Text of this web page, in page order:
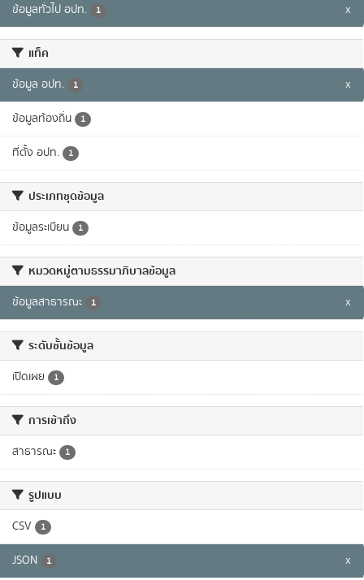
ข้อมูลทั่วไป อปท. 1 x
แท็ค
ข้อมูล อปท. 1 x
ข้อมูลท้องถิ่น 1
ที่ตั้ง อปท. 1
ประเภทชุดข้อมูล
ข้อมูลระเบียน 1
หมวดหมู่ตามธรรมาภิบาลข้อมูล
ข้อมูลสาธารณะ 1 x
ระดับชั้นข้อมูล
เปิดเผย 1
การเข้าถึง
สาธารณะ 1
รูปแบบ
CSV 1
JSON 1 x